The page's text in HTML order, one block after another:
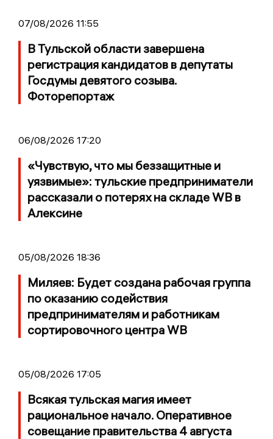
07/08/2026 11:55
В Тульской области завершена
регистрация кандидатов в депутаты
Госдумы девятого созыва.
Фоторепортаж
06/08/2026 17:20
«Чувствую, что мы беззащитные и
уязвимые»: тульские предприниматели
рассказали о потерях на складе WB в
Алексине
05/08/2026 18:36
Миляев: Будет создана рабочая группа
по оказанию содействия
предпринимателям и работникам
сортировочного центра WB
05/08/2026 17:05
Всякая тульская магия имеет
рациональное начало. Оперативное
совещание правительства 4 августа